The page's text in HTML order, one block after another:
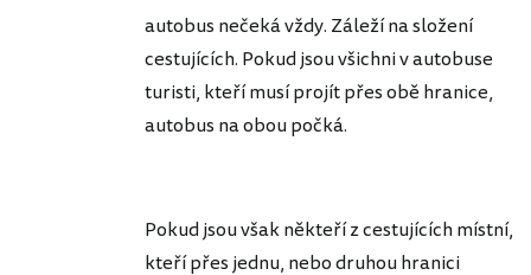
autobus nečeká vždy. Záleží na složení
cestujících. Pokud jsou všichni v autobuse
turisti, kteří musí projít přes obě hranice,
autobus na obou počká.
Pokud jsou však někteří z cestujících místní,
kteří přes jednu, nebo druhou hranici